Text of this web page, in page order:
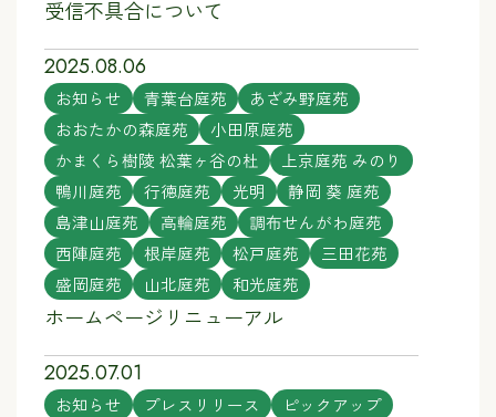
受信不具合について
2025.08.06
お知らせ 青葉台庭苑
あざみ野庭苑
おおたかの森庭苑
小田原庭苑
かまくら樹陵 松葉ヶ谷の杜
上京庭苑 みのり
鴨川庭苑
行徳庭苑 光明
静岡 葵 庭苑
島津山庭苑
高輪庭苑
調布せんがわ庭苑
西陣庭苑
根岸庭苑 松戸庭苑
三田花苑
盛岡庭苑
山北庭苑 和光庭苑
ホームページリニューアル
2025.07.01
お知らせ プレスリリース
ピックアップ